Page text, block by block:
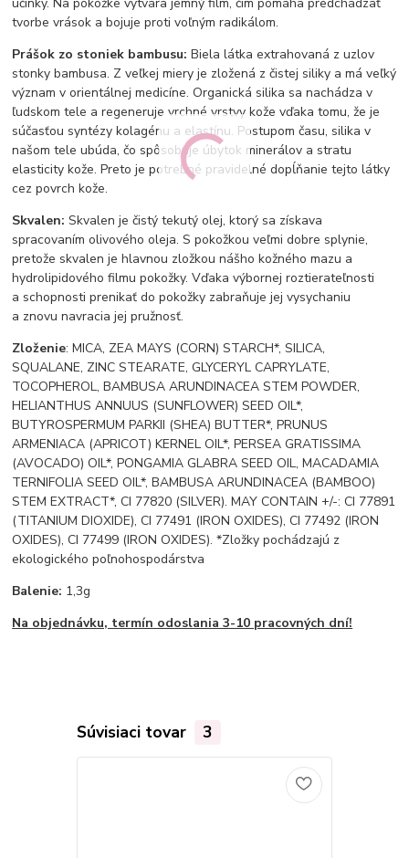
tvorbe vrások a bojuje proti voľným radikálom.
Prášok zo stoniek bambusu:Biela látka extrahovaná z uzlov
stonky bambusa. Z veľkej miery je zložená z čistej siliky a má veľký
význam v orientálnej medicíne. Organická silika sa nachádza v
ľudskom tele a regeneruje vrchné vrstvy kože vďaka tomu, že je
súčasťou syntézy kolagénu a elastínu. Postupom času, silika v
našom tele ubúda, čo spôsobuje úbytok minerálov a stratu
elasticity kože. Preto je potrebné pravidelné dopĺňanie tejto látky
cez povrch kože.
Skvalen:Skvalen je čistý tekutý olej, ktorý sa získava
spracovaním olivového oleja. S pokožkou veľmi dobre splynie,
pretože skvalen je hlavnou zložkou nášho kožného mazu a
hydrolipidového filmu pokožky. Vďaka výbornej roztierateľnosti
a schopnosti prenikať do pokožky zabraňuje jej vysychaniu
a znovu navracia jej pružnosť.
Zloženie: MICA, ZEA MAYS (CORN) STARCH*, SILICA,
SQUALANE, ZINC STEARATE, GLYCERYL CAPRYLATE,
TOCOPHEROL, BAMBUSA ARUNDINACEA STEM POWDER,
HELIANTHUS ANNUUS (SUNFLOWER) SEED OIL*,
BUTYROSPERMUM PARKII (SHEA) BUTTER*, PRUNUS
ARMENIACA (APRICOT) KERNEL OIL*, PERSEA GRATISSIMA
(AVOCADO) OIL*, PONGAMIA GLABRA SEED OIL, MACADAMIA
TERNIFOLIA SEED OIL*, BAMBUSA ARUNDINACEA (BAMBOO)
STEM EXTRACT*, CI 77820 (SILVER). MAY CONTAIN +/-: CI 77891
(TITANIUM DIOXIDE), CI 77491 (IRON OXIDES), CI 77492 (IRON
OXIDES), CI 77499 (IRON OXIDES). *Zložky pochádzajú z
ekologického poľnohospodárstva
Balenie: 1,3g
Na objednávku, termín odoslania 3-10 pracovných dní!
Súvisiaci tovar 3